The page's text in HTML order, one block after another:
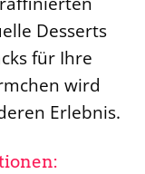
Desserts
für Ihre
wird
Erlebnis.